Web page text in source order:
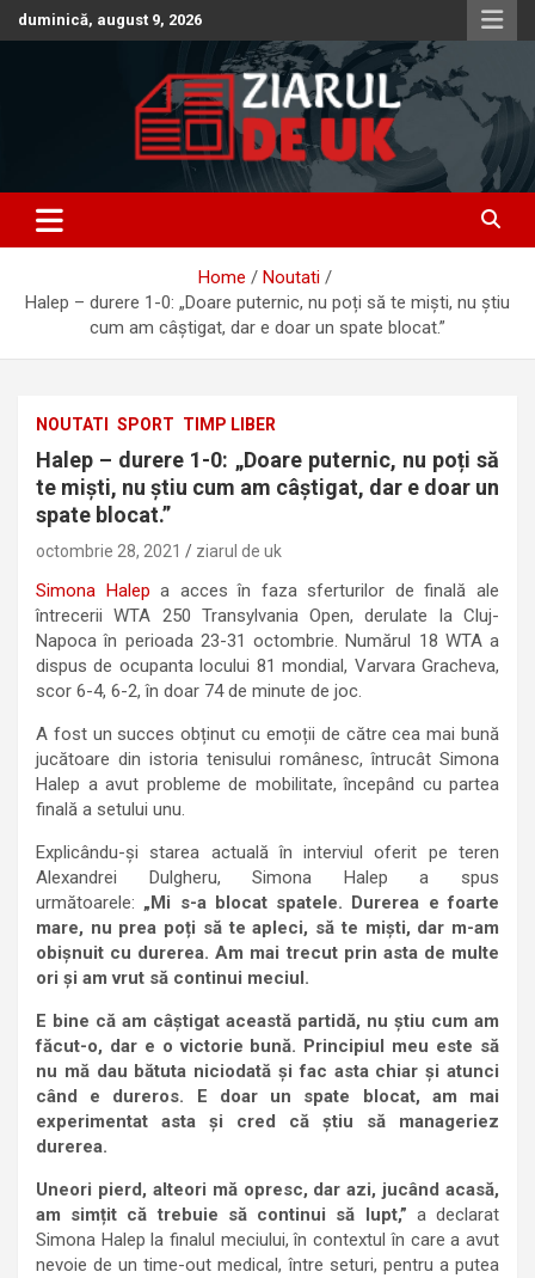
Skip
to
duminică, august 9, 2026
Anunturi UK – Stiri UK – Ziarul
de UK – Ziar Romanesc UK –
Informatii Utile
Anunturi – Stiri – Informatii Utile
Home
Noutati
Halep – durere 1-0: „Doare puternic, nu poți să te miști, nu știu
cum am câștigat, dar e doar un spate blocat.”
NOUTATI SPORT TIMP LIBER
Halep – durere 1-0: „Doare puternic, nu poți să
te miști, nu știu cum am câștigat, dar e doar un
spate blocat.”
octombrie 28, 2021 ziarul de uk
Simona Halep a acces în faza sferturilor de finală ale
întrecerii WTA 250 Transylvania Open, derulate la Cluj-
Napoca în perioada 23-31 octombrie. Numărul 18 WTA a
dispus de ocupanta locului 81 mondial, Varvara Gracheva,
scor 6-4, 6-2, în doar 74 de minute de joc.
A fost un succes obținut cu emoții de către cea mai bună
jucătoare din istoria tenisului românesc, întrucât Simona
Halep a avut probleme de mobilitate, începând cu partea
finală a setului unu.
Explicându-și starea actuală în interviul oferit pe teren
Alexandrei Dulgheru, Simona Halep a spus
următoarele: „Mi s-a blocat spatele. Durerea e foarte
mare, nu prea poți să te apleci, să te miști, dar m-am
obișnuit cu durerea. Am mai trecut prin asta de multe
ori și am vrut să continui meciul.
E bine că am câștigat această partidă, nu știu cum am
făcut-o, dar e o victorie bună. Principiul meu este să
nu mă dau bătuta niciodată și fac asta chiar și atunci
când e dureros. E doar un spate blocat, am mai
experimentat asta și cred că știu să manageriez
durerea.
Uneori pierd, alteori mă opresc, dar azi, jucând acasă,
am simțit că trebuie să continui să lupt,” a declarat
Simona Halep la finalul meciului, în contextul în care a avut
nevoie de un time-out medical, între seturi, pentru a putea